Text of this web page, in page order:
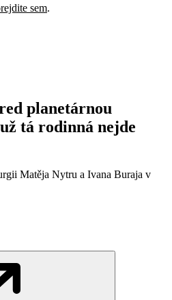
sem.
planetárnou
už tá rodinná nejde
Matěja Nytru a Ivana Buraja v